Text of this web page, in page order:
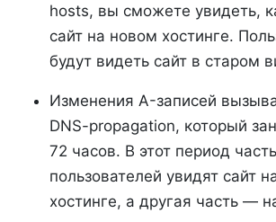
hosts, вы сможете увидеть,
сайт на новом хостинге.
будут видеть сайт в старом
Изменения A-записей
DNS-propagation, который
72 часов. В этот период часть
пользователей увидят сайт
хостинге, а другая часть —